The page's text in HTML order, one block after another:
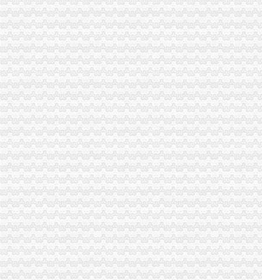
南坪房地产中介信息网,南坪经纪人排行榜精英置业顾问-南京安居客
重庆市南岸区南坪镇2016年财政总决算-重庆市南岸区人民
从南坪到李家沱怎么走？坐什么车？_【图吧,怎么走？】
南山代账公司
深圳市腾骏财务代理有限公司信息介绍-中国制造网供应商,制造商
锦州会计网|锦州会计|锦州会计公司-锦州酷易搜
职位详
【小蜜蜂财务服务（镇江）有限公司_小蜜蜂财务零申报记账50元/月非
【图】深圳科技公司做代理记账要多少钱_成都工商注册_成都天下信息
铜元局代账公司
几曾回：洋务金融风月宝鉴---回眸盛宣怀晚清旧事_第1页_锐思评论
【娱乐/休闲/体育餐饮服务员1-3年招聘_新娱乐/休闲/体育餐饮服务员
日产逍客用ECU升级程序_改件推介_无敌汽车网
汽车文化第三章-MBA智库文档
新章节_蜜枕甜妻：老公,请轻亲！免费全文阅读_兜兜有铜钱-多
八公里代账公司
南通创信财务代理有限公司|南通代账公司|南通工商代理|南通代办营
沈会计代帐|沈代账会计|沈代账公司|网上在线办理执照|
池州富达财务|池州代账|池州公司注册|池州代办公司|池州财务公司
郑州到锦州专业设备运输公司欢迎您
王家湾代理记账_王家湾代理记账公司_王家湾代理记账服务-qd8.com.cn
四公里代账公司
阿里创业帮：马云与他的门徒相爱相_财经评论（cjpl）股吧_东方财